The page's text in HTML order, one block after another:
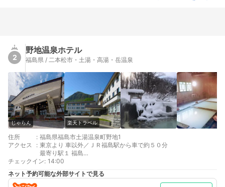
2
野地温泉ホテル
福島県 / 二本松市・土湯・高湯・岳温泉
じゃらん 楽天トラベル
住所 : 福島県福島市土湯温泉町野地1
アクセス
: 東京より 車以外／ＪＲ福島駅から車で約５０分
最寄り駅１ 福島
最寄り駅２ 猪苗代
補足 車／駐車場100台収容可。11～4月中旬までお車でお越しの
方は、必ずスタッドレスタイヤ着用でお願いします。
チェックイン: 14:00
ネット予約可能な外部サイトで見る